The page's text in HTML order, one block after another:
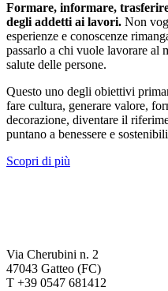
Formare, informare,
degli addetti ai lavori. Non
esperienze e conoscenze
passarlo a chi vuole lavorare al
salute delle persone.
Questo uno degli obiettivi
fare cultura, generare valore,
decorazione, diventare il
puntano a benessere e
Scopri di più
Via Cherubini n. 2
47043 Gatteo (FC)
T +39 0547 681412